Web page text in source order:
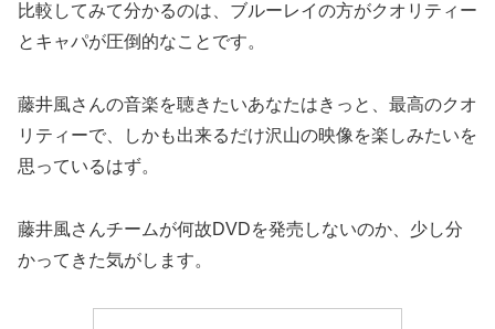
比較してみて分かるのは、ブルーレイの方がクオリティー
とキャパが圧倒的なことです。
藤井風さんの音楽を聴きたいあなたはきっと、最高のクオ
リティーで、しかも出来るだけ沢山の映像を楽しみたいを
思っているはず。
藤井風さんチームが何故DVDを発売しないのか、少し分
かってきた気がします。